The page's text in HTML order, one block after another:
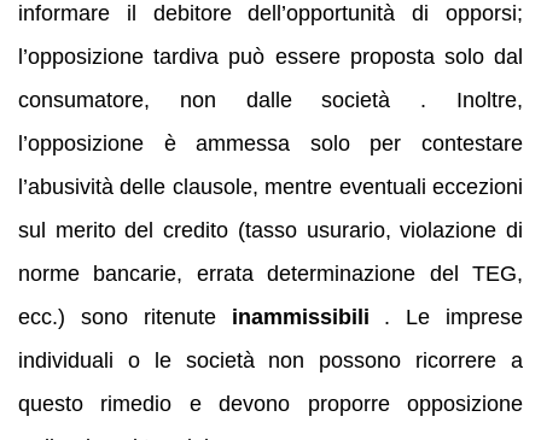
informare il debitore dell’opportunità di opporsi;
l’opposizione tardiva può essere proposta solo dal
consumatore, non dalle società . Inoltre,
l’opposizione è ammessa solo per contestare
l’abusività delle clausole, mentre eventuali eccezioni
sul merito del credito (tasso usurario, violazione di
norme bancarie, errata determinazione del TEG,
ecc.) sono ritenute inammissibili . Le imprese
individuali o le società non possono ricorrere a
questo rimedio e devono proporre opposizione